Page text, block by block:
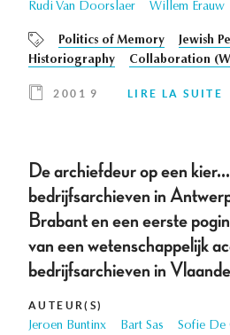
Rudi Van Doorslaer
Willem Erauw
Politics of Memory
Jewish
Historiography
Collaboration
2001 9 LIRE LA SUITE
De archiefdeur op een
bedrijfsarchieven in
Brabant en een eerste
van een wetenschappelijk
bedrijfsarchieven in
AUTEUR(S)
Jeroen Buntinx Bart Sas
Sofie De